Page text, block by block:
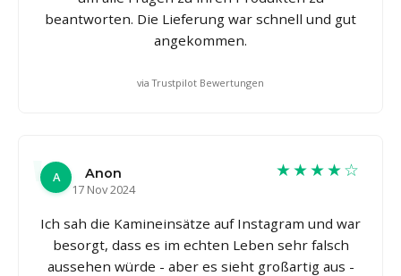
beantworten. Die Lieferung war schnell und gut
angekommen.
via Trustpilot Bewertungen
A
Anon
17 Nov 2024
★★★★☆
Ich sah die Kamineinsätze auf Instagram und war
besorgt, dass es im echten Leben sehr falsch
aussehen würde - aber es sieht großartig aus -